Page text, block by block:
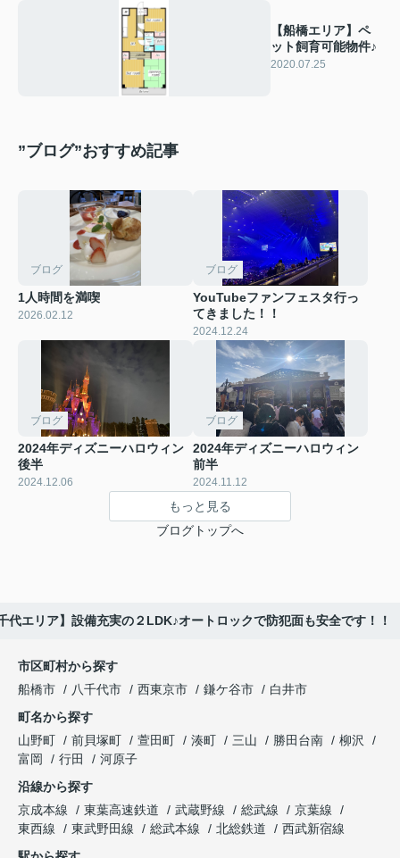
【船橋エリア】ペ
ット飼育可能物件♪
2020.07.25
”ブログ”おすすめ記事
ブログ
1人時間を満喫
2026.02.12
ブログ
YouTubeファンフェスタ行っ
てきました！！
2024.12.24
ブログ
2024年ディズニーハロウィン
後半
2024.12.06
ブログ
2024年ディズニーハロウィン
前半
2024.11.12
もっと見る
ブログトップへ
代エリア】設備充実の２LDK♪オートロックで防犯面も安全です！！
市区町村から探す
船橋市
八千代市 西東京市 鎌ケ谷市
白井市
町名から探す
山野町
前貝塚町 萱田町 湊町 三山 勝田台南
柳沢
富岡
行田
河原子
沿線から探す
京成本線
東葉高速鉄道 武蔵野線 総武線
京葉線
東西線
東武野田線 総武本線 北総鉄道
西武新宿線